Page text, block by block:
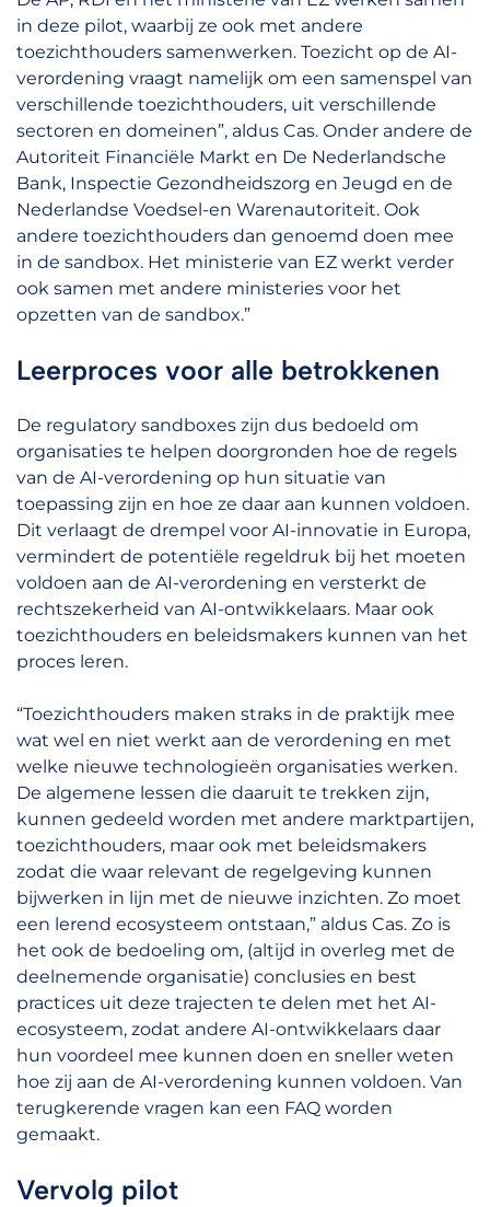
in deze pilot, waarbij ze ook met andere
toezichthouders samenwerken. Toezicht op de AI-
verordening vraagt namelijk om een samenspel van
verschillende toezichthouders, uit verschillende
sectoren en domeinen”, aldus Cas. Onder andere de
Autoriteit Financiële Markt en De Nederlandsche
Bank, Inspectie Gezondheidszorg en Jeugd en de
Nederlandse Voedsel-en Warenautoriteit. Ook
andere toezichthouders dan genoemd doen mee
in de sandbox. Het ministerie van EZ werkt verder
ook samen met andere ministeries voor het
opzetten van de sandbox.”
Leerproces voor alle betrokkenen
De regulatory sandboxes zijn dus bedoeld om
organisaties te helpen doorgronden hoe de regels
van de AI-verordening op hun situatie van
toepassing zijn en hoe ze daar aan kunnen voldoen.
Dit verlaagt de drempel voor AI-innovatie in Europa,
vermindert de potentiële regeldruk bij het moeten
voldoen aan de AI-verordening en versterkt de
rechtszekerheid van AI-ontwikkelaars. Maar ook
toezichthouders en beleidsmakers kunnen van het
proces leren.
“Toezichthouders maken straks in de praktijk mee
wat wel en niet werkt aan de verordening en met
welke nieuwe technologieën organisaties werken.
De algemene lessen die daaruit te trekken zijn,
kunnen gedeeld worden met andere marktpartijen,
toezichthouders, maar ook met beleidsmakers
zodat die waar relevant de regelgeving kunnen
bijwerken in lijn met de nieuwe inzichten. Zo moet
een lerend ecosysteem ontstaan,” aldus Cas. Zo is
het ook de bedoeling om, (altijd in overleg met de
deelnemende organisatie) conclusies en best
practices uit deze trajecten te delen met het AI-
ecosysteem, zodat andere AI-ontwikkelaars daar
hun voordeel mee kunnen doen en sneller weten
hoe zij aan de AI-verordening kunnen voldoen. Van
terugkerende vragen kan een FAQ worden
gemaakt.
Vervolg pilot